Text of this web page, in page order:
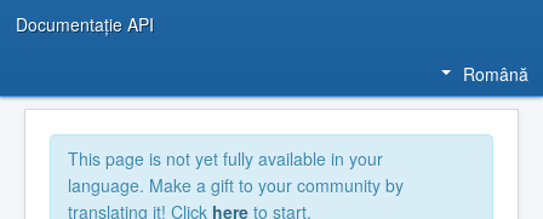
Documentaţie API
Română
This page is not yet fully available in your
language. Make a gift to your community by
translating it! Click here to start.